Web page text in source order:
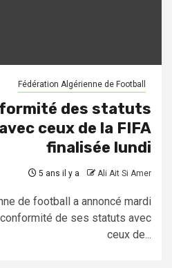
Fédération Algérienne de Football
des statuts
ceux de la FIFA
finalisée lundi
5 ans il y a Ali Ait Si Amer
de football a annoncé mardi
de ses statuts avec
ceux de...